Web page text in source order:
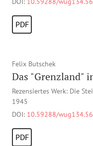
PDF
Felix Butschek
Das "Grenzland"
Rezensiertes Werk: Die
1945
DOI: 10.59288/
PDF